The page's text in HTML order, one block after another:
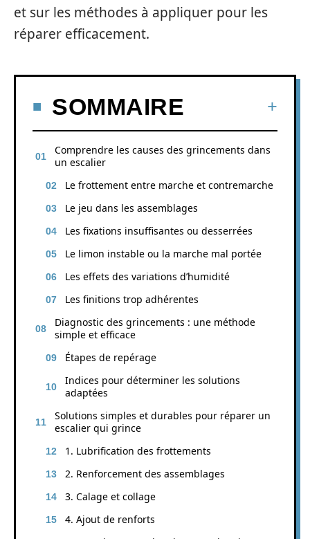
et sur les méthodes à appliquer pour les
réparer efficacement.
SOMMAIRE
Comprendre les causes des grincements dans
un escalier
Le frottement entre marche et contremarche
Le jeu dans les assemblages
Les fixations insuffisantes ou desserrées
Le limon instable ou la marche mal portée
Les effets des variations d’humidité
Les finitions trop adhérentes
Diagnostic des grincements : une méthode
simple et efficace
Étapes de repérage
Indices pour déterminer les solutions
adaptées
Solutions simples et durables pour réparer un
escalier qui grince
1. Lubrification des frottements
2. Renforcement des assemblages
3. Calage et collage
4. Ajout de renforts